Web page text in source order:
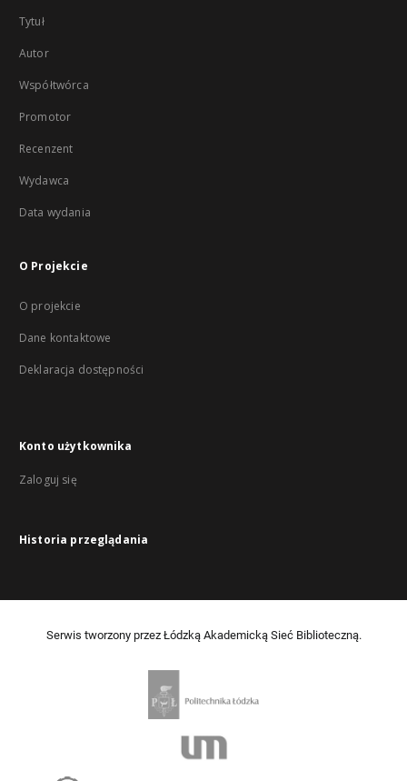
Tytuł
Autor
Współtwórca
Promotor
Recenzent
Wydawca
Data wydania
O Projekcie
O projekcie
Dane kontaktowe
Deklaracja dostępności
Konto użytkownika
Zaloguj się
Historia przeglądania
Serwis tworzony przez Łódzką Akademicką Sieć Biblioteczną.